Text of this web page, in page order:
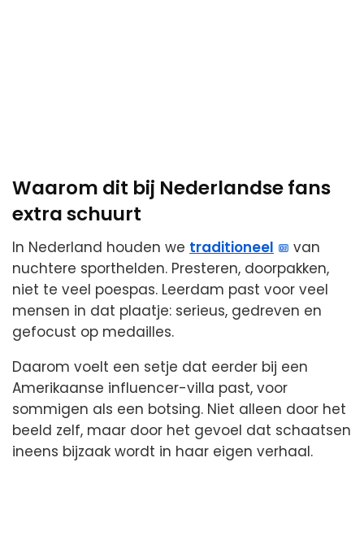
Waarom dit bij Nederlandse fans
extra schuurt
In Nederland houden we traditioneel
van
nuchtere sporthelden. Presteren, doorpakken,
niet te veel poespas. Leerdam past voor veel
mensen in dat plaatje: serieus, gedreven en
gefocust op medailles.
Daarom voelt een setje dat eerder bij een
Amerikaanse influencer-villa past, voor
sommigen als een botsing. Niet alleen door het
beeld zelf, maar door het gevoel dat schaatsen
ineens bijzaak wordt in haar eigen verhaal.